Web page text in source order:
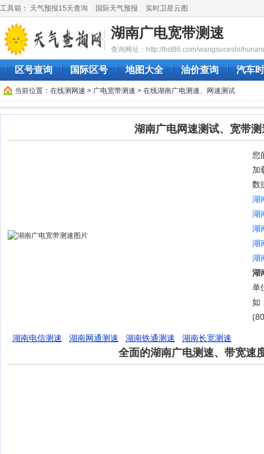
工具箱： 天气预报15天查询 国际天气预报 实时卫星云图
湖南广电宽带测速
查询网址：http://bst86.com/wangsuceshi/
区号查询 国际区号 地图大全 油价查询 汽车
当前位置： 在线测网速 > 广电宽带测速 > 在线湖南广电测速、网速测试
湖南广电网速测试、宽带测
您
加
数
湖
湖
湖
湖
湖
湖
单
如
湖南电信测速 湖南网通测速 湖南铁通测速 湖南长宽测速
全面的湖南广电测速、带宽速